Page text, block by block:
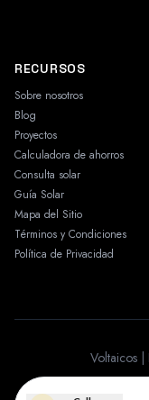
RECURSOS
Sobre nosotros
Blog
Proyectos
Calculadora de ahorros
Consulta solar
Guía Solar
Mapa del Sitio
Términos y Condiciones
Política de Privacidad
Voltaicos